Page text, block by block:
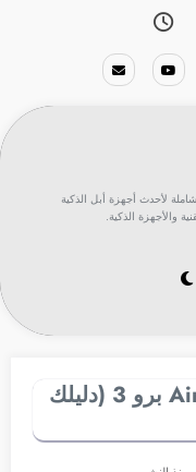
لأحدث أجهزة أبل الذكية
والأجهزة الذكية.
كل شيء عن سماعة Airpods برو 3 (دليلك